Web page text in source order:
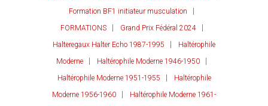
Formation BF1 initiateur musculation
FORMATIONS
Grand Prix Fédéral 2024
Halteregaux Halter Echo 1987-1995
Haltérophile
Moderne
Haltérophile Moderne 1946-1950
Haltérophile Moderne 1951-1955
Haltérophile
Moderne 1956-1960
Haltérophile Moderne 1961-